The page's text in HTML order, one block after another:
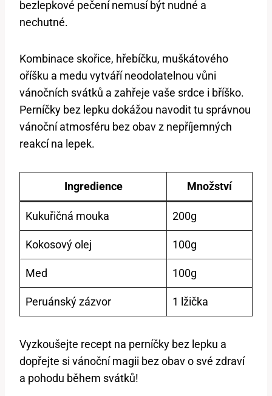
bezlepkové pečení nemusí být nudné a
nechutné.
Kombinace skořice, hřebíčku, muškátového
oříšku a medu vytváří neodolatelnou vůni
vánočních svátků a zahřeje vaše srdce i bříško.
Perníčky bez lepku dokážou navodit tu správnou
vánoční atmosféru bez obav z nepříjemných
reakcí na lepek.
Ingredience Množství
Kukuřičná mouka 200g
Kokosový olej 100g
Med 100g
Peruánský zázvor 1 lžička
Vyzkoušejte recept na perníčky bez lepku a
dopřejte si vánoční magii bez obav o své zdraví
a pohodu během svátků!